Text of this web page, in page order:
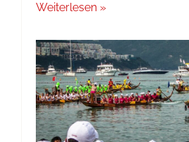
Weiterlesen »